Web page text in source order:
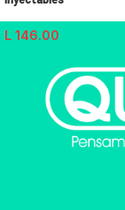
L 146.00